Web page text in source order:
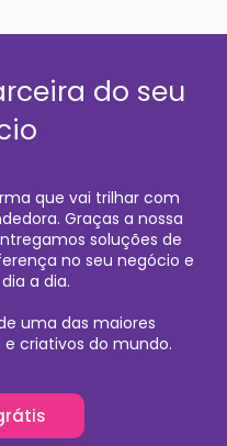
do seu
que vai trilhar com
Graças a nossa
soluções de
no seu negócio e
a dia.
uma das maiores
criativos do mundo.